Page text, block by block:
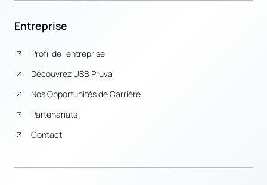
Entreprise
Profil de l’entreprise
Découvrez USB Pruva
Nos Opportunités de Carrière
Partenariats
Contact